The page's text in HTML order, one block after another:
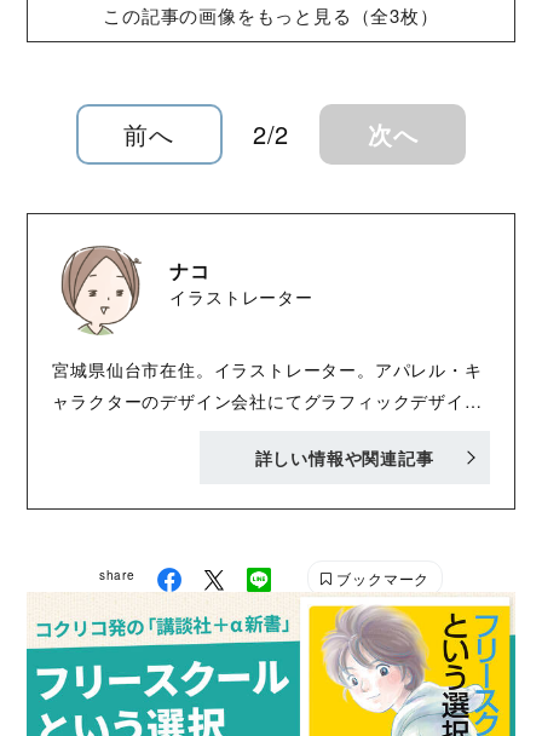
この記事の画像をもっと見る（全3枚）
前へ 2/2 次へ
ナコ
イラストレーター
宮城県仙台市在住。イラストレーター。アパレル・キ
ャラクターのデザイン会社にてグラフィックデザイナ
身。現在は、書籍や雑誌、広告のイラストから企業キ
らない家事」（KADOKAWA) ▼webサイト▼
https://nfsn66.net/ ▼ブログ▼
https://ameblo.jp/nacomusud/ ▼instagram▼
naco.nfsn66 ▼Twitter▼ @nfsn66
詳しい情報や関連記事
share ブックマーク